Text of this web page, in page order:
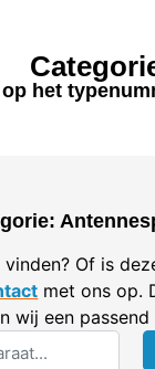
het
Of is
met ons op.
wij een passend